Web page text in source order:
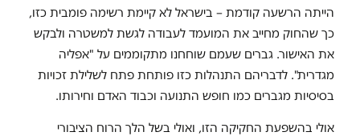
הייתה הרשעה קודמת – בישראל לא קיימת רשימה פומבית כזו,
כך שהחוק מחייב את המועמד לעבודה לגשת למשטרה ולבקש
את האישור. גברים שעמם שוחחנו מתקוממים על "אפליה
מגדרית". לדבריהם התנהלות כזו פותחת פתח לשלילת זכויות
בסיסיות מגברים כמו חופש התנועה וכבוד האדם וחירותו.
אולי בהשפעת החקיקה הזו, ואולי בשל הלך הרוח הציבורי